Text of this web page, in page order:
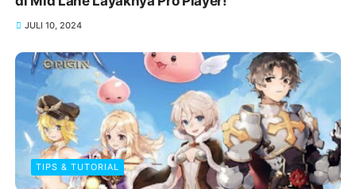
JULI 10, 2024
TIPS & TUTORIAL